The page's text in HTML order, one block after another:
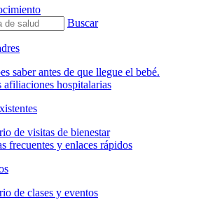
Buscar
saber antes de que llegue el bebé.
afiliaciones hospitalarias
de visitas de bienestar
frecuentes y enlaces rápidos
de clases y eventos